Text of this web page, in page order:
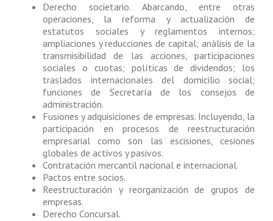
Derecho societario. Abarcando, entre otras
operaciones, la reforma y actualización de
estatutos sociales y reglamentos internos;
ampliaciones y reducciones de capital; análisis de la
transmisibilidad de las acciones, participaciones
sociales o cuotas; políticas de dividendos; los
traslados internacionales del domicilio social;
funciones de Secretaría de los consejos de
administración.
Fusiones y adquisiciones de empresas. Incluyendo, la
participación en procesos de reestructuración
empresarial como son las escisiones, cesiones
globales de activos y pasivos.
Contratación mercantil nacional e internacional.
Pactos entre socios.
Reestructuración y reorganización de grupos de
empresas.
Derecho Concursal.